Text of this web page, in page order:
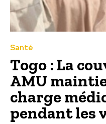
Santé
Togo : La
AMU
charge
pendant les